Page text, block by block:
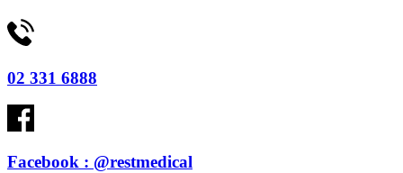
02 331 6888
Facebook : @restmedical